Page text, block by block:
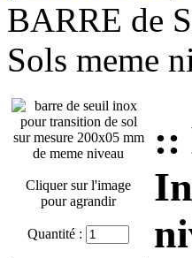
BARRE de
Sols meme
Cliquer sur l'image
pour agrandir
Quantité :
::